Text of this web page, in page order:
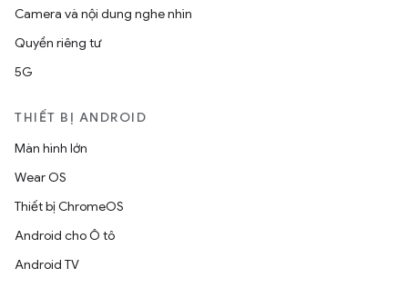
Camera và nội dung nghe nhìn
Quyền riêng tư
5G
THIẾT BỊ ANDROID
Màn hình lớn
Wear OS
Thiết bị ChromeOS
Android cho Ô tô
Android TV